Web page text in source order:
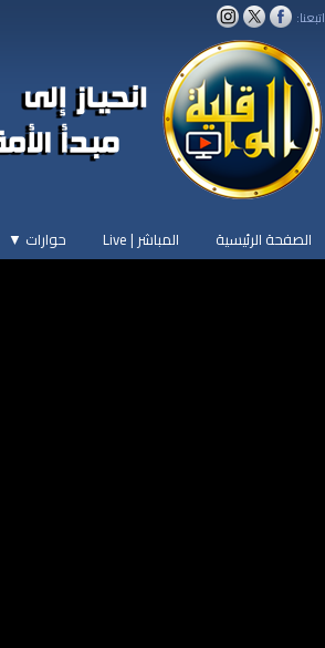
اتبعنا:
الصفحة الرئيسية المباشر | Live حوارات ▼